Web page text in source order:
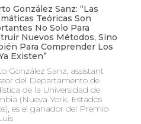
González Sanz: “Las
Teóricas Son
No Solo Para
Nuevos Métodos, Sino
Para Comprender Los
Existen”
González Sanz, assistant
del Departamento de
de la Universidad de
(Nueva York, Estados
es el ganador del Premio